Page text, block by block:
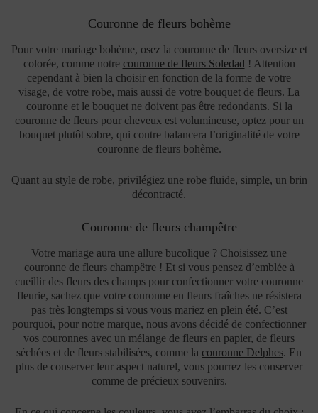
Couronne de fleurs bohème
Pour votre mariage bohème, osez la couronne de fleurs oversize et
colorée, comme notre couronne de fleurs Soledad ! Attention
cependant à bien la choisir en fonction de la forme de votre
visage, de votre robe, mais aussi de votre bouquet de fleurs. La
couronne et le bouquet ne doivent pas être redondants. Si la
couronne de fleurs pour cheveux est volumineuse, optez pour un
bouquet plutôt sobre, qui contre balancera l’originalité de votre
couronne de fleurs bohème.
Quant au style de robe, privilégiez une robe fluide, simple, un brin
décontracté.
Couronne de fleurs champêtre
Votre mariage aura une allure bucolique ? Choisissez une
couronne de fleurs champêtre ! Et si vous pensez d’emblée à
cueillir des fleurs des champs pour confectionner votre couronne
fleurie, sachez que votre couronne en fleurs fraîches ne résistera
pas très longtemps si vous vous mariez en plein été. C’est
pourquoi, pour notre marque, nous avons décidé de confectionner
vos couronnes avec un mélange de fleurs en papier, de fleurs
séchées et de fleurs stabilisées, comme la couronne Delphes. En
plus de conserver leur aspect naturel, vous pourrez les conserver
comme de précieux souvenirs.